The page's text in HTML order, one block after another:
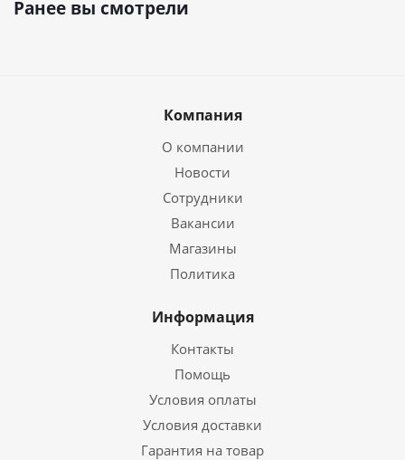
Ранее вы смотрели
Компания
О компании
Новости
Сотрудники
Вакансии
Магазины
Политика
Информация
Контакты
Помощь
Условия оплаты
Условия доставки
Гарантия на товар